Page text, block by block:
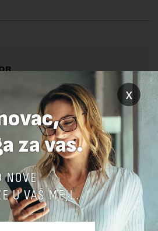
vas da se upoznate sa
i pravilima korišćenja sajta.
x
za vas.
NOVE
U VAŠ MEJL.